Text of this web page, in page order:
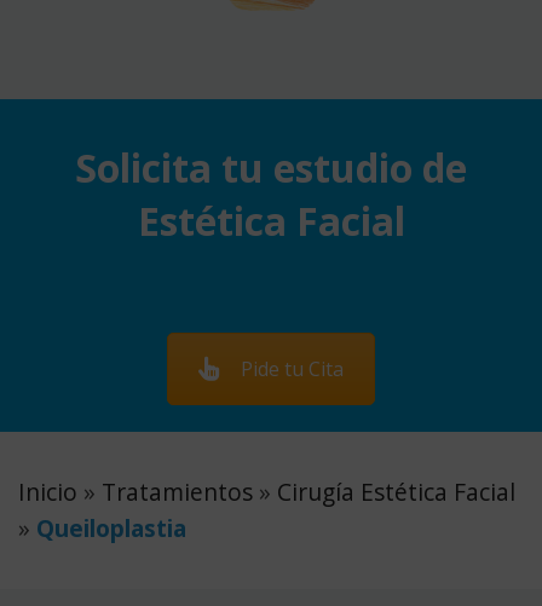
Solicita tu estudio de
Estética Facial
Pide tu Cita
Inicio » Tratamientos » Cirugía Estética Facial
» Queiloplastia